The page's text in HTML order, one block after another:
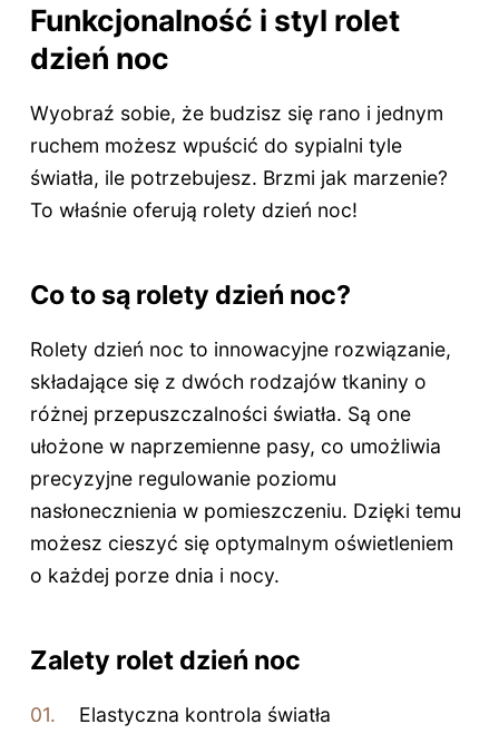
Funkcjonalność i styl rolet
dzień noc
Wyobraź sobie, że budzisz się rano i jednym
ruchem możesz wpuścić do sypialni tyle
światła, ile potrzebujesz. Brzmi jak marzenie?
To właśnie oferują rolety dzień noc!
Co to są rolety dzień noc?
Rolety dzień noc to innowacyjne rozwiązanie,
składające się z dwóch rodzajów tkaniny o
różnej przepuszczalności światła. Są one
ułożone w naprzemienne pasy, co umożliwia
precyzyjne regulowanie poziomu
nasłonecznienia w pomieszczeniu. Dzięki temu
możesz cieszyć się optymalnym oświetleniem
o każdej porze dnia i nocy.
Zalety rolet dzień noc
Elastyczna kontrola światła